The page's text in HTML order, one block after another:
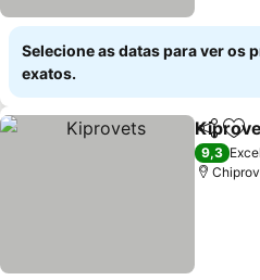
Selecione as datas para ver os
exatos.
Partilhar
9,3